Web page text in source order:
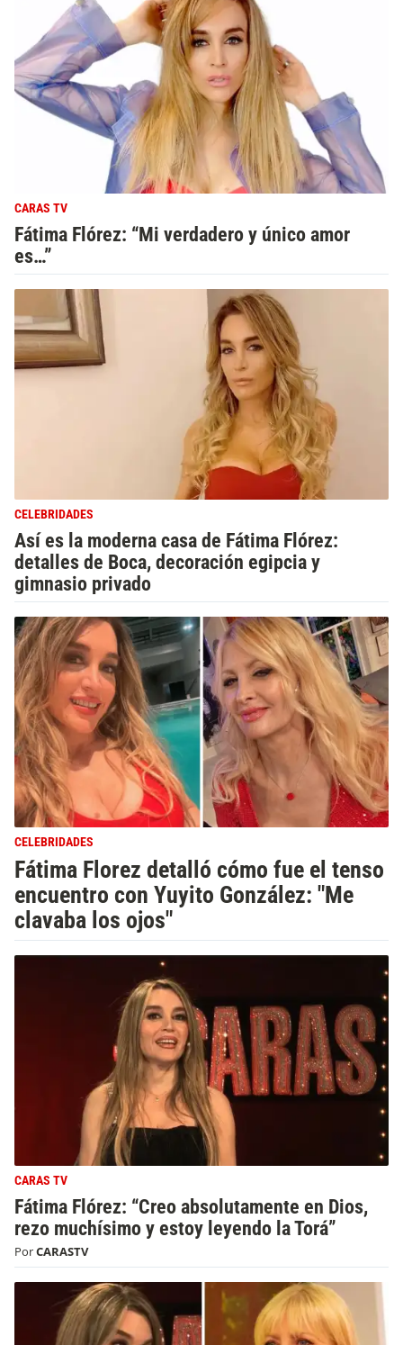
CARAS TV
Fátima Flórez: “Mi verdadero y único amor
es…”
CELEBRIDADES
Así es la moderna casa de Fátima Flórez:
detalles de Boca, decoración egipcia y
gimnasio privado
CELEBRIDADES
Fátima Florez detalló cómo fue el tenso
encuentro con Yuyito González: "Me
clavaba los ojos"
CARAS TV
Fátima Flórez: “Creo absolutamente en Dios,
rezo muchísimo y estoy leyendo la Torá”
PorCARASTV